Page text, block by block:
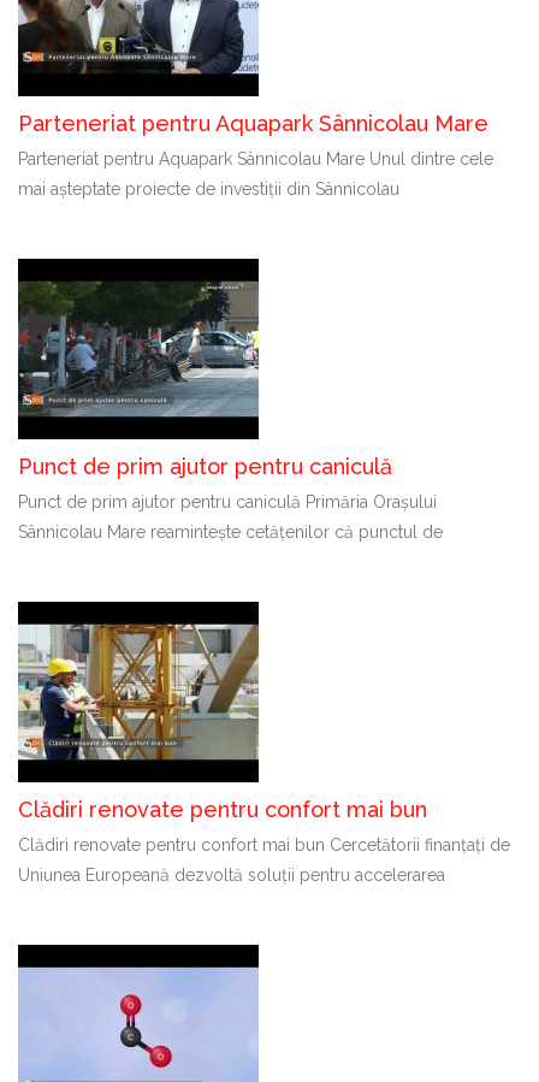
Parteneriat pentru Aquapark Sânnicolau Mare
Parteneriat pentru Aquapark Sânnicolau Mare Unul dintre cele
mai așteptate proiecte de investiții din Sânnicolau
Punct de prim ajutor pentru caniculă
Punct de prim ajutor pentru caniculă Primăria Orașului
Sânnicolau Mare reamintește cetățenilor că punctul de
Clădiri renovate pentru confort mai bun
Clădiri renovate pentru confort mai bun Cercetătorii finanțați de
Uniunea Europeană dezvoltă soluții pentru accelerarea